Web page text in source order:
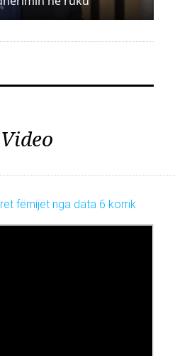
Video
fëmijët nga data 6 korrik